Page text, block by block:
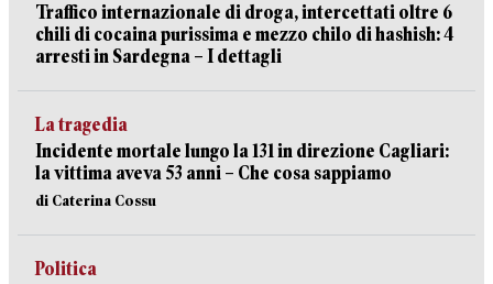
Traffico internazionale di droga, intercettati oltre 6
chili di cocaina purissima e mezzo chilo di hashish: 4
arresti in Sardegna – I dettagli
La tragedia
Incidente mortale lungo la 131 in direzione Cagliari:
la vittima aveva 53 anni – Che cosa sappiamo
di Caterina Cossu
Politica